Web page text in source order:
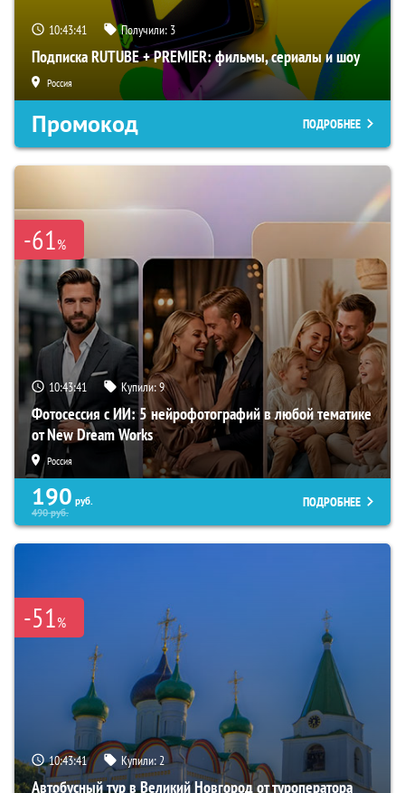
10:43:40 Получили: 3
Подписка RUTUBE + PREMIER: фильмы, сериалы и шоу
Россия
Промокод ПОДРОБНЕЕ
-61%
10:43:40 Купили:9
Фотосессия с ИИ: 5 нейрофотографий в любой тематике
от New Dream Works
Россия
190 руб.
490руб.
ПОДРОБНЕЕ
-51%
10:43:40 Купили:2
Автобусный тур в Великий Новгород от туроператора